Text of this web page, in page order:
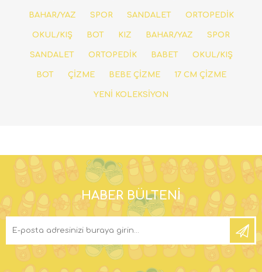
BAHAR/YAZ SPOR SANDALET ORTOPEDİK
OKUL/KIŞ BOT KIZ BAHAR/YAZ SPOR
SANDALET ORTOPEDİK BABET OKUL/KIŞ
BOT ÇİZME BEBE ÇİZME 17 CM ÇİZME
YENİ KOLEKSİYON
HABER BÜLTENI